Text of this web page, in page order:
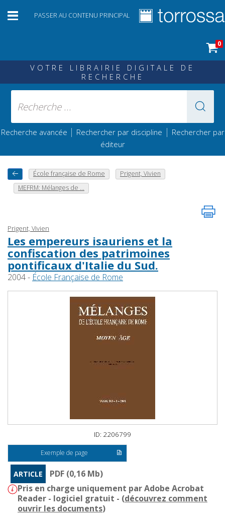
PASSER AU CONTENU PRINCIPAL
0
VOTRE LIBRAIRIE DIGITALE DE
RECHERCHE
Recherche avancée | Rechercher par discipline | Rechercher par
éditeur
École française de Rome
Prigent, Vivien
MEFRM: Mélanges de ...
Prigent, Vivien
Les empereurs isauriens et la
confiscation des patrimoines
pontificaux d'Italie du Sud.
2004 - École Française de Rome
ID: 2206799
Exemple de page
ARTICLE
PDF (0,16 Mb)
Pris en charge uniquement par Adobe Acrobat
Reader - logiciel gratuit - (découvrez comment
ouvrir les documents)